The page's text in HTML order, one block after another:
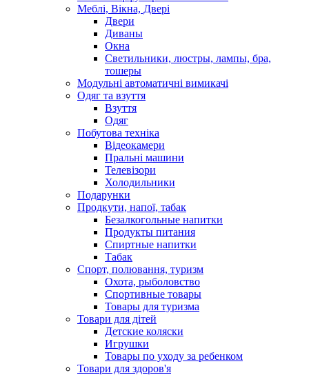
Меблі, Вікна, Двері
Двери
Диваны
Окна
Светильники, люстры, лампы, бра,
тошеры
Модульні автоматичні вимикачі
Одяг та взуття
Взуття
Одяг
Побутова техніка
Відеокамери
Пральні машини
Телевізори
Холодильники
Подарунки
Продкути, напої, табак
Безалкогольные напитки
Продукты питания
Спиртные напитки
Табак
Спорт, полювання, туризм
Охота, рыболовство
Спортивные товары
Товары для туризма
Товари для дітей
Детские коляски
Игрушки
Товары по уходу за ребенком
Товари для здоров'я